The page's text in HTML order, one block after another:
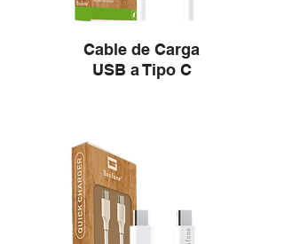
Cable de Carga
USB a Tipo C